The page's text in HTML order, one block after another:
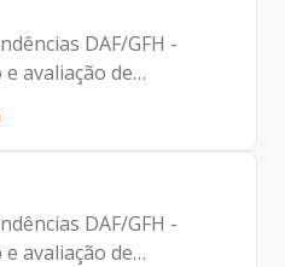
DAF/GFH -
avaliação de
Johann Nogueira
Carolina Magnani
DAF/GFH -
avaliação de